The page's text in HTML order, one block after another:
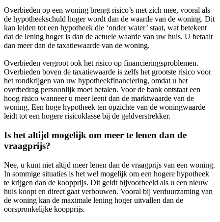
Overbieden op een woning brengt risico’s met zich mee, vooral als
de hypotheekschuld hoger wordt dan de waarde van de woning. Dit
kan leiden tot een hypotheek die ‘onder water’ staat, wat betekent
dat de lening hoger is dan de actuele waarde van uw huis. U betaalt
dan meer dan de taxatiewaarde van de woning.
Overbieden vergroot ook het risico op financieringsproblemen.
Overbieden boven de taxatiewaarde is zelfs het grootste risico voor
het rondkrijgen van uw hypotheekfinanciering, omdat u het
overbedrag persoonlijk moet betalen. Voor de bank ontstaat een
hoog risico wanneer u meer leent dan de marktwaarde van de
woning. Een hoge hypotheek ten opzichte van de woningwaarde
leidt tot een hogere risicoklasse bij de geldverstrekker.
Is het altijd mogelijk om meer te lenen dan de
vraagprijs?
Nee, u kunt niet altijd meer lenen dan de vraagprijs van een woning.
In sommige situaties is het wel mogelijk om een hogere hypotheek
te krijgen dan de koopprijs. Dit geldt bijvoorbeeld als u een nieuw
huis koopt en direct gaat verbouwen. Vooral bij verduurzaming van
de woning kan de maximale lening hoger uitvallen dan de
oorspronkelijke koopprijs.